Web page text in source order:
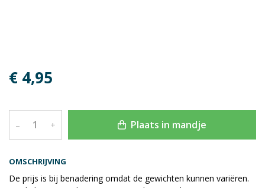
OMSCHRIJVING
De prijs is bij benadering omdat de gewichten kunnen variëren.
€ 4,95
– + Plaats in mandje